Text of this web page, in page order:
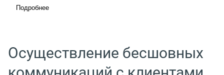
Подробнее
Осуществление бесшовных